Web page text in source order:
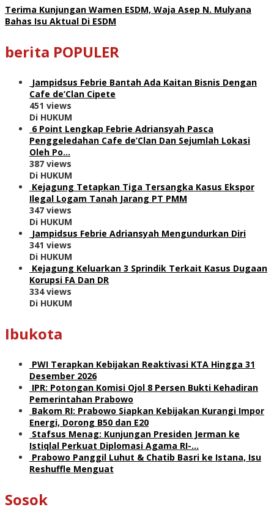
Terima Kunjungan Wamen ESDM, Waja Asep N. Mulyana
Bahas Isu Aktual Di ESDM
berita POPULER
Jampidsus Febrie Bantah Ada Kaitan Bisnis Dengan
Cafe de’Clan Cipete
451 views
Di HUKUM
6 Point Lengkap Febrie Adriansyah Pasca
Penggeledahan Cafe de’Clan Dan Sejumlah Lokasi
Oleh Po…
387 views
Di HUKUM
Kejagung Tetapkan Tiga Tersangka Kasus Ekspor
Ilegal Logam Tanah Jarang PT PMM
347 views
Di HUKUM
Jampidsus Febrie Adriansyah Mengundurkan Diri
341 views
Di HUKUM
Kejagung Keluarkan 3 Sprindik Terkait Kasus Dugaan
Korupsi FA Dan DR
334 views
Di HUKUM
Ibukota
PWI Terapkan Kebijakan Reaktivasi KTA Hingga 31
Desember 2026
IPR: Potongan Komisi Ojol 8 Persen Bukti Kehadiran
Pemerintahan Prabowo
Bakom RI: Prabowo Siapkan Kebijakan Kurangi Impor
Energi, Dorong B50 dan E20
Stafsus Menag: Kunjungan Presiden Jerman ke
Istiqlal Perkuat Diplomasi Agama RI-…
Prabowo Panggil Luhut & Chatib Basri ke Istana, Isu
Reshuffle Menguat
Sosok